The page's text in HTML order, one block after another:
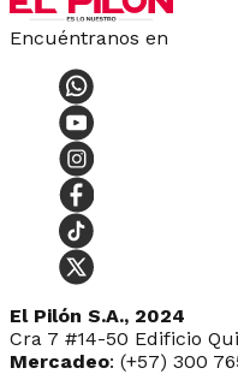
Encuéntranos en
El Pilón S.A., 2024
Cra 7 #14-50 Edificio
Mercadeo: (+57) 300